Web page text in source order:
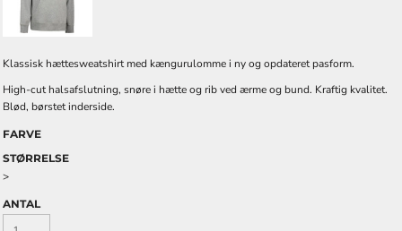
Klassisk hættesweatshirt med kængurulomme i ny og opdateret pasform.
High-cut halsafslutning, snøre i hætte og rib ved ærme og bund. Kraftig kvalitet.
Blød, børstet inderside.
FARVE
STØRRELSE
>
ANTAL